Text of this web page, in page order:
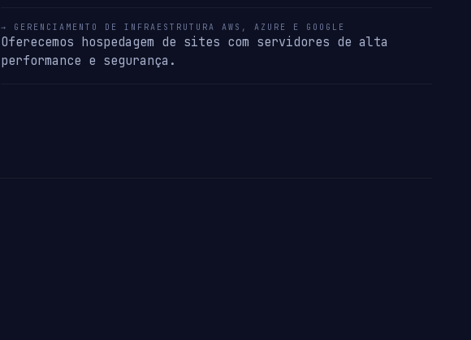
→ GERENCIAMENTO DE INFRAESTRUTURA AWS, AZURE E GOOGLE
Oferecemos hospedagem de sites com servidores de alta
performance e segurança.